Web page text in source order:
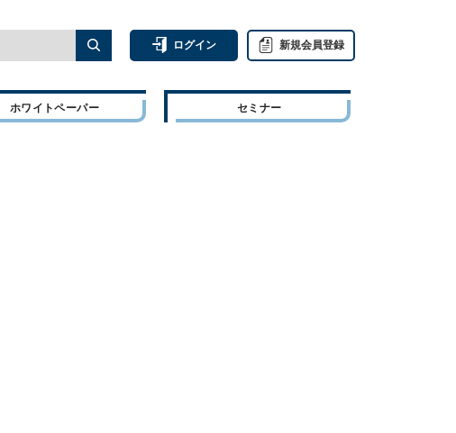
ログイン 新規会員登録
ホワイトペーパー セミナー